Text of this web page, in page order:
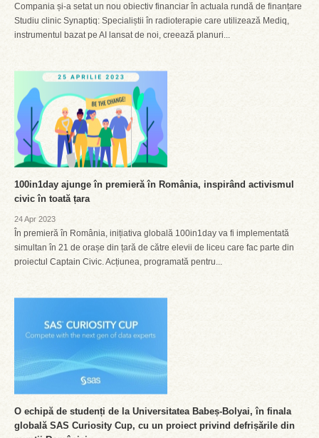
Compania și-a setat un nou obiectiv financiar în actuala rundă de finanțare
Studiu clinic Synaptiq: Specialiștii în radioterapie care utilizează Mediq,
instrumentul bazat pe AI lansat de noi, creează planuri...
100in1day ajunge în premieră în România, inspirând activismul
civic în toată țara
24 Apr 2023
În premieră în România, inițiativa globală 100in1day va fi implementată
simultan în 21 de orașe din țară de către elevii de liceu care fac parte din
proiectul Captain Civic. Acțiunea, programată pentru...
O echipă de studenți de la Universitatea Babeș-Bolyai, în finala
globală SAS Curiosity Cup, cu un proiect privind defrișările din